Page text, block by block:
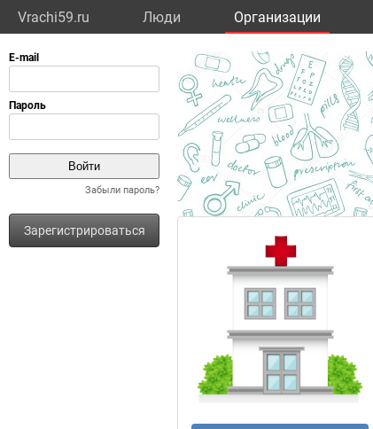
Vrachi59.ru Люди Организации
Забыли пароль?
Зарегистрироваться